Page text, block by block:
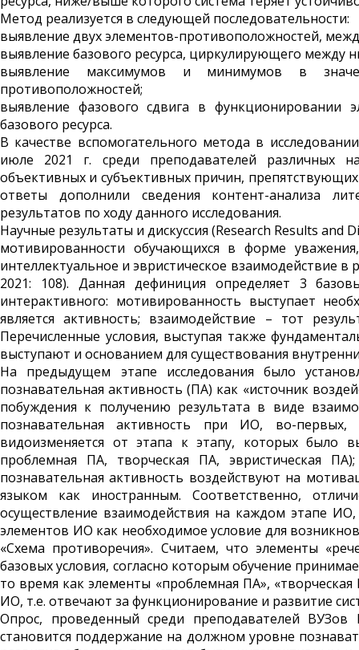
Метод реализуется в следующей последовательности:
выявление двух элементов-противоположностей,
выявление базового ресурса, циркулирующего между
выявление максимумов и минимумов в
противоположностей;
выявление фазового сдвига в функционировании
базового ресурса.
В качестве вспомогательного метода в
июле 2021 г. среди преподавателей различных
объективных и субъективных причин,
ответы дополнили сведения контент-анализа
результатов по ходу данного исследования.
Научные результаты и дискуссия (Research Results
мотивированности обучающихся в форме
интеллектуальное и эвристическое взаимодействие
2021: 108). Данная дефиниция определяет 3
интерактивного: мотивированность выступает
является активность; взаимодействие – тот
Перечисленные условия, выступая также
выступают и основанием для существования
На предыдущем этапе исследования было
познавательная активность (ПА) как «источник
побуждения к получению результата в виде
познавательная активность при ИО, во-первых,
видоизменяется от этапа к этапу, которых было
проблемная ПА, творческая ПА, эвристическая
познавательная активность воздействуют на
языком как иностранным. Соответственно,
осуществление взаимодействия на каждом этапе
элементов ИО как необходимое условие для
«Схема противоречия». Считаем, что элементы
базовых условия, согласно которым обучение
то время как элементы «проблемная ПА»,
ИО, т.е. отвечают за функционирование и развитие
Опрос, проведенный среди преподавателей
становится поддержание на должном уровне